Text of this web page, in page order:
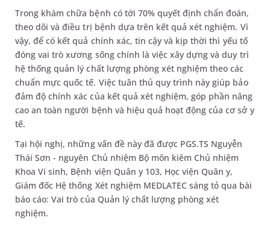
Trong khám chữa bệnh có tới 70% quyết định chẩn đoán,
theo dõi và điều trị bệnh dựa trên kết quả xét nghiệm. Vì
vậy, để có kết quả chính xác, tin cậy và kịp thời thì yếu tố
đóng vai trò xương sống chính là việc xây dựng và duy trì
hệ thống quản lý chất lượng phòng xét nghiệm theo các
chuẩn mực quốc tế. Việc tuân thủ quy trình này giúp bảo
đảm độ chính xác của kết quả xét nghiệm, góp phần nâng
cao an toàn người bệnh và hiệu quả hoạt động của cơ sở y
tế.
Tại hội nghị, những vấn đề này đã được PGS.TS Nguyễn
Thái Sơn - nguyên Chủ nhiệm Bộ môn kiêm Chủ nhiệm
Khoa Vi sinh, Bệnh viện Quân y 103, Học viện Quân y,
Giám đốc Hệ thống Xét nghiệm MEDLATEC sáng tỏ qua bài
báo cáo: Vai trò của Quản lý chất lượng phòng xét
nghiệm.